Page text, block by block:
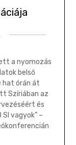
Gézaa nyomozás
belső
hat órán át
Szíriában az
és
vagyok” –